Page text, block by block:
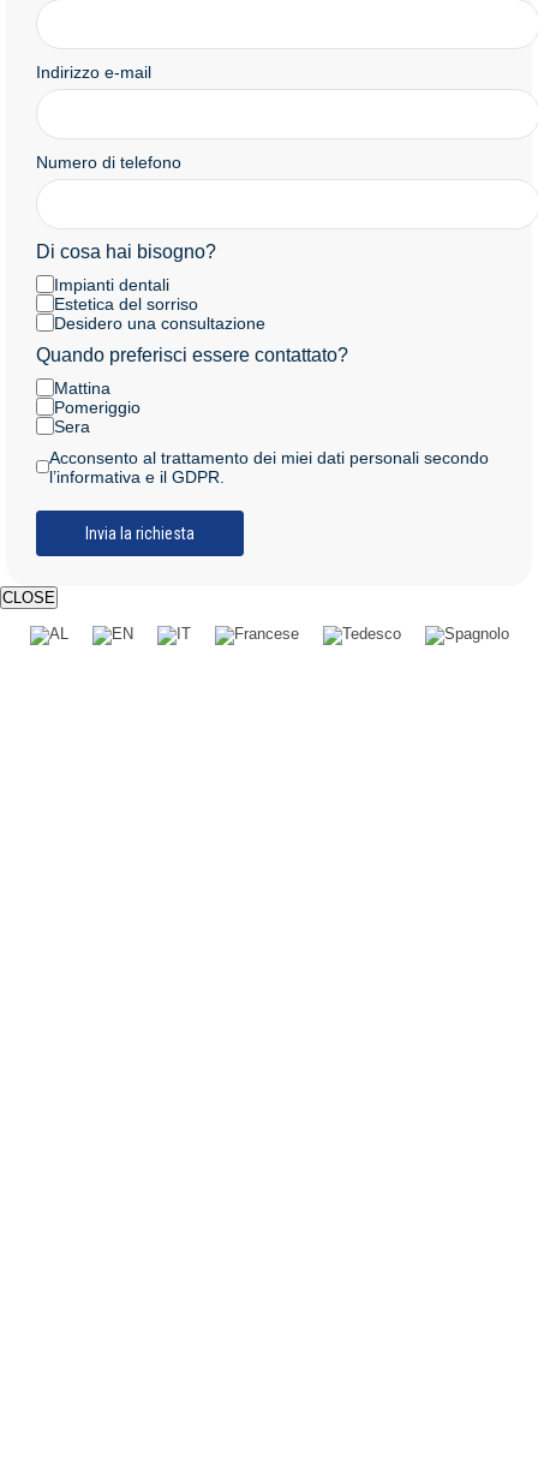
Indirizzo e-mail
Numero di telefono
Di cosa hai bisogno?
Impianti dentali
Estetica del sorriso
Desidero una consultazione
Quando preferisci essere contattato?
Mattina
Pomeriggio
Sera
Acconsento al trattamento dei miei dati personali secondo
l’informativa e il GDPR.
CLOSE